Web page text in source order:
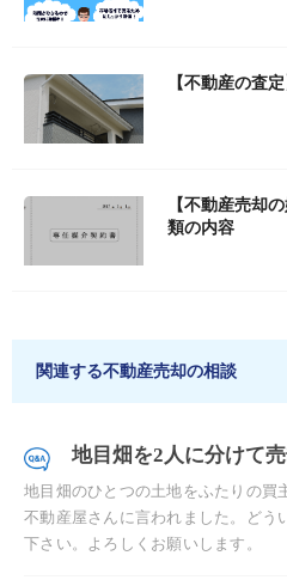
【不動産の査
【不動産売却
類の内容
関連する不動産売却の相談
地目畑を2人に分けて
地目畑のひとつの土地をふたりの買
不動産屋さんに言われました。どう
下さい。よろしくお願いします。